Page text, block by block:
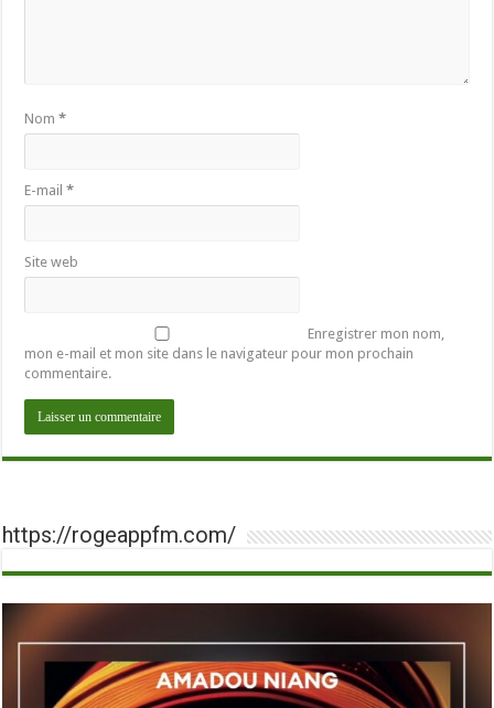
Nom*
E-mail*
Site web
Enregistrer mon nom,
mon e-mail et mon site dans le navigateur pour mon prochain
commentaire.
https://rogeappfm.com/